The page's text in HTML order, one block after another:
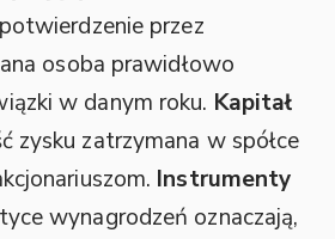
przez
osoba prawidłowo
w danym roku. Kapitał
zysku zatrzymana w spółce
Instrumenty
wynagrodzeń oznaczają,